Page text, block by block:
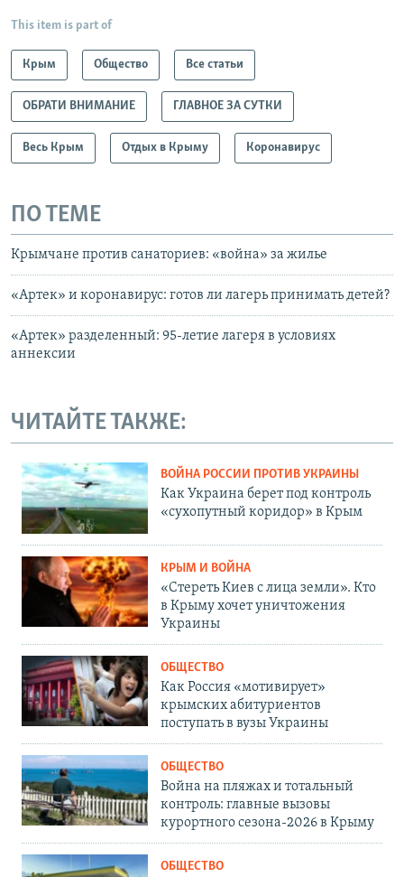
This item is part of
Крым Общество Все статьи
ОБРАТИ ВНИМАНИЕ ГЛАВНОЕ ЗА СУТКИ
Весь Крым Отдых в Крыму Коронавирус
ПО ТЕМЕ
Крымчане против санаториев: «война» за жилье
«Артек» и коронавирус: готов ли лагерь принимать детей?
«Артек» разделенный: 95-летие лагеря в условиях
аннексии
ЧИТАЙТЕ ТАКЖЕ:
ВОЙНА РОССИИ ПРОТИВ УКРАИНЫ
Как Украина берет под контроль
«сухопутный коридор» в Крым
КРЫМ И ВОЙНА
«Стереть Киев с лица земли». Кто
в Крыму хочет уничтожения
Украины
ОБЩЕСТВО
Как Россия «мотивирует»
крымских абитуриентов
поступать в вузы Украины
ОБЩЕСТВО
Война на пляжах и тотальный
контроль: главные вызовы
курортного сезона-2026 в Крыму
ОБЩЕСТВО